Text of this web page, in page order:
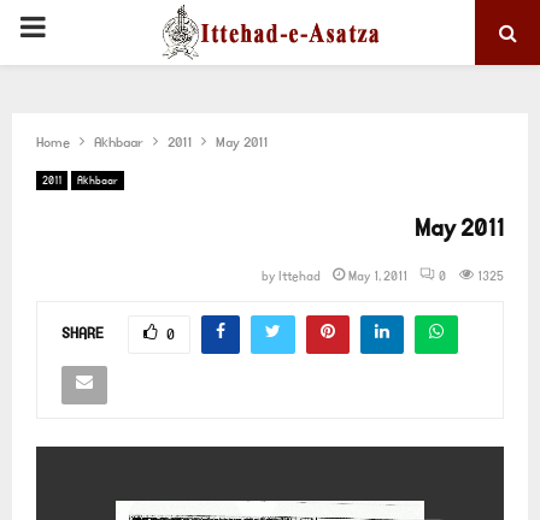
PRIMARY
Home Akhbaar 2011 May 2011
2011 Akhbaar
May 2011
byIttehad May 1, 2011 0 1325
SHARE 0